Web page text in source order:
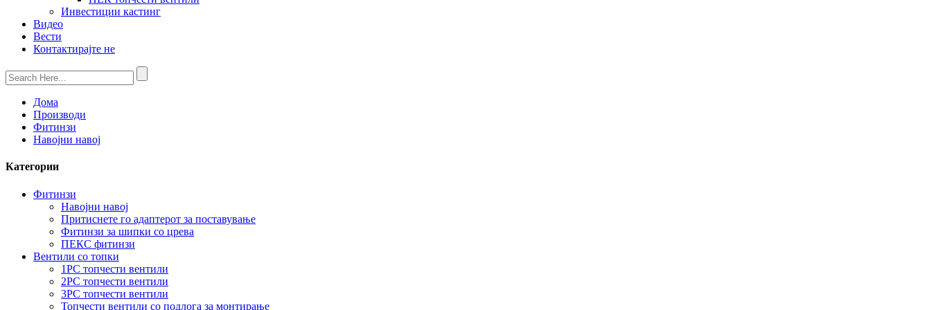
Инвестиции кастинг
Видео
Вести
Контактирајте не
Дома
Производи
Фитинзи
Навојни навој
Категории
Фитинзи
Навојни навој
Притиснете го адаптерот за поставување
Фитинзи за шипки со црева
ПЕКС фитинзи
Вентили со топки
1PC топчести вентили
2PC топчести вентили
3PC топчести вентили
Топчести вентили со подлога за монтирање